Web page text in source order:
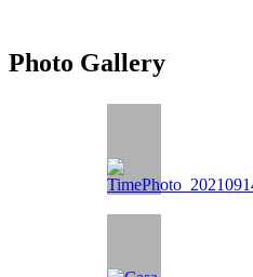
Photo Gallery